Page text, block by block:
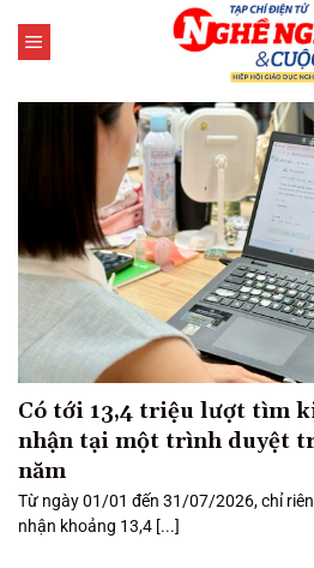
qua
dung
Có tới 13,4 triệu lượt tìm
nhận tại một trình duyệt
năm
Từ ngày 01/01 đến 31/07/2026, chỉ
nhận khoảng 13,4 [...]